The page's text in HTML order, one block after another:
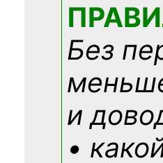
Без
и
•